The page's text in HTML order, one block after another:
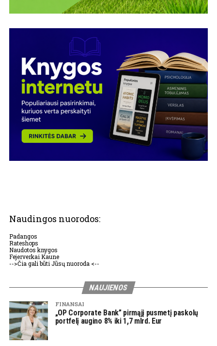
Naudingos nuorodos:
Padangos
Rateshops
Naudotos knygos
Fejerverkai Kaune
-->Čia gali būti Jūsų nuoroda <--
NAUJIENOS
FINANSAI
„OP Corporate Bank” pirmąjį pusmetį paskolų
portfelį augino 8% iki 1,7 mlrd. Eur